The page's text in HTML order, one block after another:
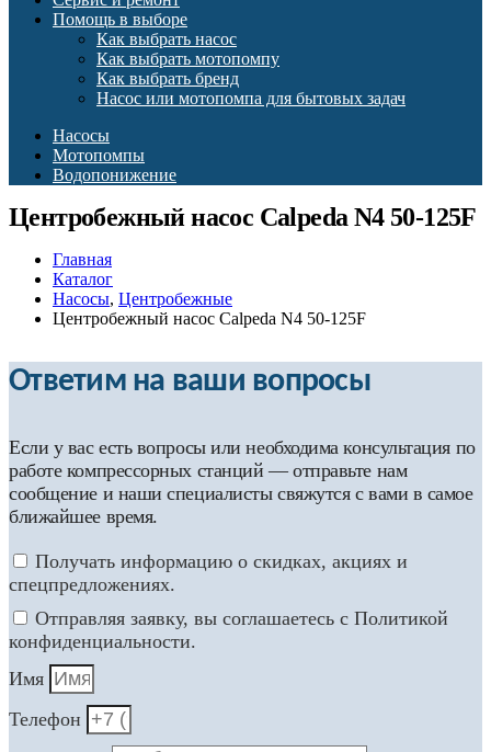
Помощь в выборе
Как выбрать насос
Как выбрать мотопомпу
Как выбрать бренд
Насос или мотопомпа для бытовых задач
Насосы
Мотопомпы
Водопонижение
Центробежный насос Calpeda N4 50-125F
Главная
Каталог
Насосы, Центробежные
Центробежный насос Calpeda N4 50-125F
Ответим на ваши вопросы
Если у вас есть вопросы или необходима консультация по
работе компрессорных станций — отправьте нам
сообщение и наши специалисты свяжутся с вами в самое
ближайшее время.
Получать информацию о скидках, акциях и
спецпредложениях.
Отправляя заявку, вы соглашаетесь с Политикой
конфиденциальности.
Имя
Телефон